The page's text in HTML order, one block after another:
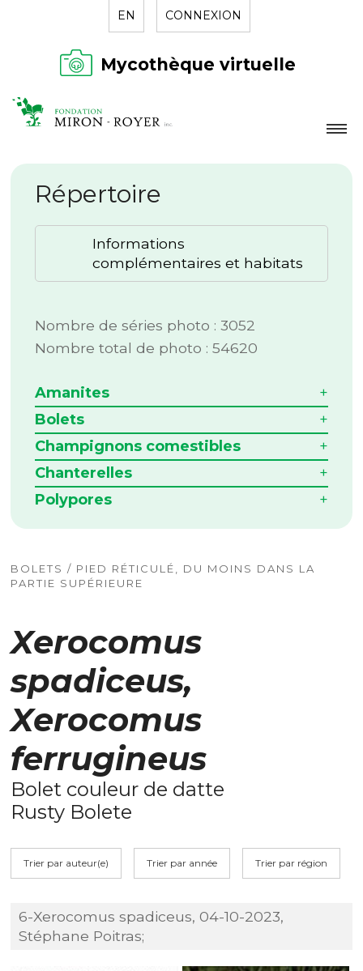
EN CONNEXION
Mycothèque virtuelle
LA FONDATION
NOUVELLES
RÉPERTOIRE
Répertoire
Informations
complémentaires et habitats
Nombre de séries photo : 3052
Nombre total de photo : 54620
Amanites
Bolets
Champignons comestibles
Chanterelles
Polypores
BOLETS / PIED RÉTICULÉ, DU MOINS DANS LA
PARTIE SUPÉRIEURE
Xerocomus
spadiceus,
Xerocomus
ferrugineus
Bolet couleur de datte
Rusty Bolete
Trier par auteur(e) Trier par année Trier par région
6-Xerocomus spadiceus, 04-10-2023,
Stéphane Poitras;